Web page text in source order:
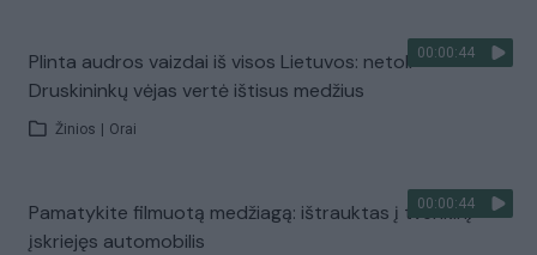
00:00:44
Plinta audros vaizdai iš visos Lietuvos: netoli
Druskininkų vėjas vertė ištisus medžius
Žinios Orai
00:00:44
Pamatykite filmuotą medžiagą: ištrauktas į tvenkinį
įskriejęs automobilis